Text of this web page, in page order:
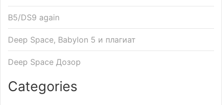
B5/DS9 again
Deep Space, Babylon 5 и плагиат
Deep Space Дозор
Categories